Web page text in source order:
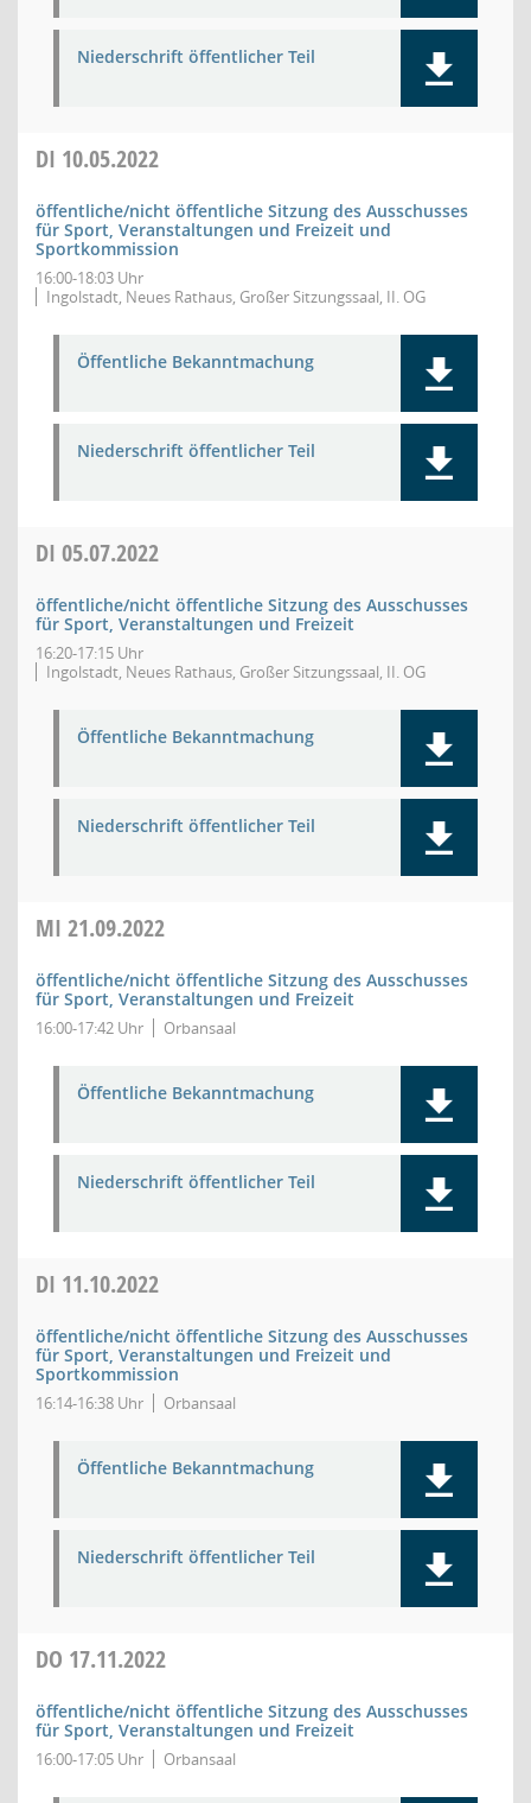
Niederschrift öffentlicher Teil
DI 10.05.2022
öffentliche/nicht öffentliche Sitzung des Ausschusses
für Sport, Veranstaltungen und Freizeit und
Sportkommission
16:00-18:03 Uhr
Ingolstadt, Neues Rathaus, Großer Sitzungssaal, II. OG
Öffentliche Bekanntmachung
Niederschrift öffentlicher Teil
DI 05.07.2022
öffentliche/nicht öffentliche Sitzung des Ausschusses
für Sport, Veranstaltungen und Freizeit
16:20-17:15 Uhr
Ingolstadt, Neues Rathaus, Großer Sitzungssaal, II. OG
Öffentliche Bekanntmachung
Niederschrift öffentlicher Teil
MI 21.09.2022
öffentliche/nicht öffentliche Sitzung des Ausschusses
für Sport, Veranstaltungen und Freizeit
16:00-17:42 Uhr Orbansaal
Öffentliche Bekanntmachung
Niederschrift öffentlicher Teil
DI 11.10.2022
öffentliche/nicht öffentliche Sitzung des Ausschusses
für Sport, Veranstaltungen und Freizeit und
Sportkommission
16:14-16:38 Uhr Orbansaal
Öffentliche Bekanntmachung
Niederschrift öffentlicher Teil
DO 17.11.2022
öffentliche/nicht öffentliche Sitzung des Ausschusses
für Sport, Veranstaltungen und Freizeit
16:00-17:05 Uhr Orbansaal